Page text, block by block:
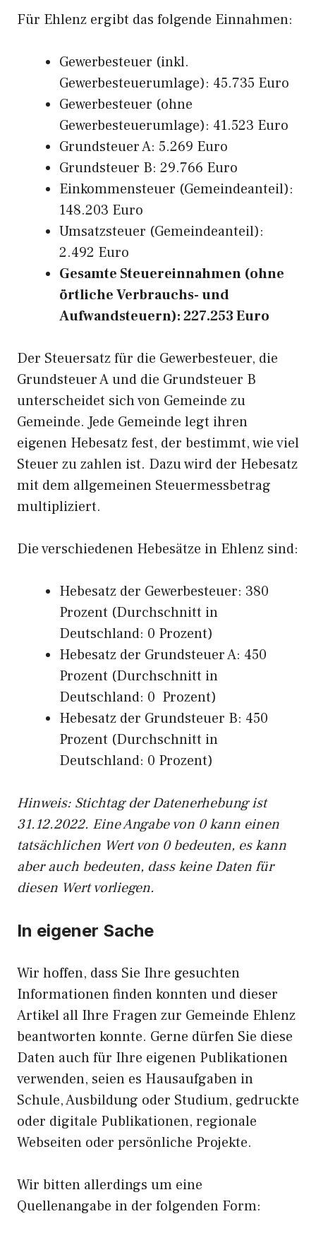
Für Ehlenz ergibt das folgende Einnahmen:
Gewerbesteuer (inkl.
Gewerbesteuerumlage): 45.735 Euro
Gewerbesteuer (ohne
Gewerbesteuerumlage): 41.523 Euro
Grundsteuer A: 5.269 Euro
Grundsteuer B: 29.766 Euro
Einkommensteuer (Gemeindeanteil):
148.203 Euro
Umsatzsteuer (Gemeindeanteil):
2.492 Euro
Gesamte Steuereinnahmen (ohne
örtliche Verbrauchs- und
Aufwandsteuern): 227.253 Euro
Der Steuersatz für die Gewerbesteuer, die
Grundsteuer A und die Grundsteuer B
unterscheidet sich von Gemeinde zu
Gemeinde. Jede Gemeinde legt ihren
eigenen Hebesatz fest, der bestimmt, wie viel
Steuer zu zahlen ist. Dazu wird der Hebesatz
mit dem allgemeinen Steuermessbetrag
multipliziert.
Die verschiedenen Hebesätze in Ehlenz sind:
Hebesatz der Gewerbesteuer: 380
Prozent (Durchschnitt in
Deutschland: 0 Prozent)
Hebesatz der Grundsteuer A: 450
Prozent (Durchschnitt in
Deutschland: 0 Prozent)
Hebesatz der Grundsteuer B: 450
Prozent (Durchschnitt in
Deutschland: 0 Prozent)
Hinweis: Stichtag der Datenerhebung ist
31.12.2022. Eine Angabe von 0 kann einen
tatsächlichen Wert von 0 bedeuten, es kann
aber auch bedeuten, dass keine Daten für
diesen Wert vorliegen.
In eigener Sache
Wir hoffen, dass Sie Ihre gesuchten
Informationen finden konnten und dieser
Artikel all Ihre Fragen zur Gemeinde Ehlenz
beantworten konnte. Gerne dürfen Sie diese
Daten auch für Ihre eigenen Publikationen
verwenden, seien es Hausaufgaben in
Schule, Ausbildung oder Studium, gedruckte
oder digitale Publikationen, regionale
Webseiten oder persönliche Projekte.
Wir bitten allerdings um eine
Quellenangabe in der folgenden Form: